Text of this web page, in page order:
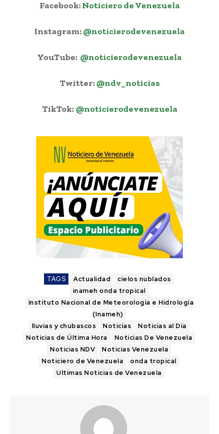
Facebook:Noticiero de Venezuela
Instagram:@noticierodevenezuela
YouTube: @noticierodevenezuela
Twitter:@ndv_noticias
TikTok: @noticierodevenezuela
TAGS Actualidad
cielos nublados
inameh onda tropical
Instituto Nacional de Meteorología e Hidrología
(Inameh)
lluvias y chubascos
Noticias
Noticias al Día
Noticias de Última Hora
Noticias De Venezuela
Noticias NDV
Noticias Venezuela
Noticiero de Venezuela
onda tropical
Ultimas Noticias de Venezuela